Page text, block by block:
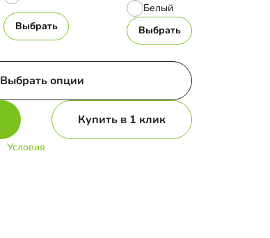
Выбрать
Белый
Выбрать
Выбрать опции
Купить в 1 клик
Условия